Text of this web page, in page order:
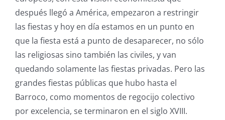
después llegó a América, empezaron a restringir
las fiestas y hoy en día estamos en un punto en
que la fiesta está a punto de desaparecer, no sólo
las religiosas sino también las civiles, y van
quedando solamente las fiestas privadas. Pero las
grandes fiestas públicas que hubo hasta el
Barroco, como momentos de regocijo colectivo
por excelencia, se terminaron en el siglo XVIII.